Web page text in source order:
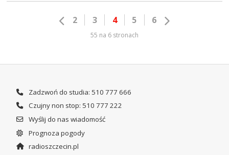
2 3 4 5 6
55 na 6 stronach
Zadzwoń do studia: 510 777 666
Czujny non stop: 510 777 222
Wyślij do nas wiadomość
Prognoza pogody
radioszczecin.pl